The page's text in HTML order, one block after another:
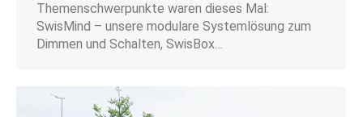
Themenschwerpunkte waren dieses Mal:
SwisMind – unsere modulare Systemlösung zum
Dimmen und Schalten, SwisBox…